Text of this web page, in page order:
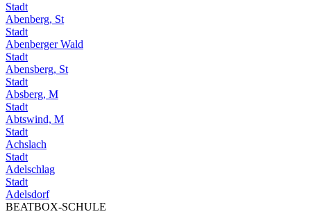
Stadt
Abenberg, St
Stadt
Abenberger Wald
Stadt
Abensberg, St
Stadt
Absberg, M
Stadt
Abtswind, M
Stadt
Achslach
Stadt
Adelschlag
Stadt
Adelsdorf
BEATBOX-SCHULE